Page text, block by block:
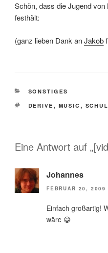
Schön, dass die Jugend
festhält:
(ganz lieben Dank anJakob
KATEGORIEN
SONSTIGES
SCHLAGWÖRTER
DERIVE , MUSIC ,
Eine Antwort auf
Johannes
FEBRUAR 20, 2009
Einfach großartig!
wäre 😀